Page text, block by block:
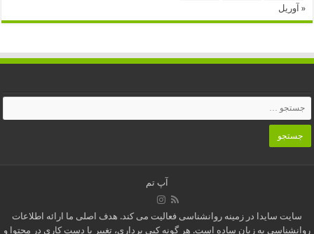
« آوریل
آپ تم
سایت سایدا در زمینه روانشناسی فعالیت می کند. هدف اصلی ما ارائه اطلاعات
روانشناسی به زبان ساده است. هر گونه کپی برداری، تغییر یا دست کاری در محتوا و